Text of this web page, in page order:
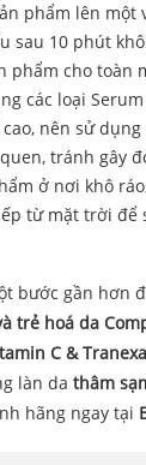
phẩm lên một
sau 10 phút
phẩm cho toàn
các loại Serum
nên sử
tránh gây
ở nơi khô
từ mặt trời để
bước gần hơn
trẻ hoá da
C &
làn da thâm
hãng ngay tại